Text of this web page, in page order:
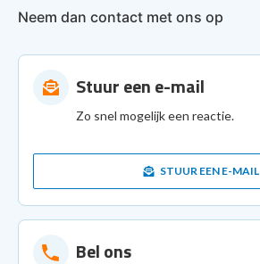
Neem dan contact met ons op
Stuur een e-mail
Zo snel mogelijk een reactie.
STUUR EEN E-MAIL
Bel ons